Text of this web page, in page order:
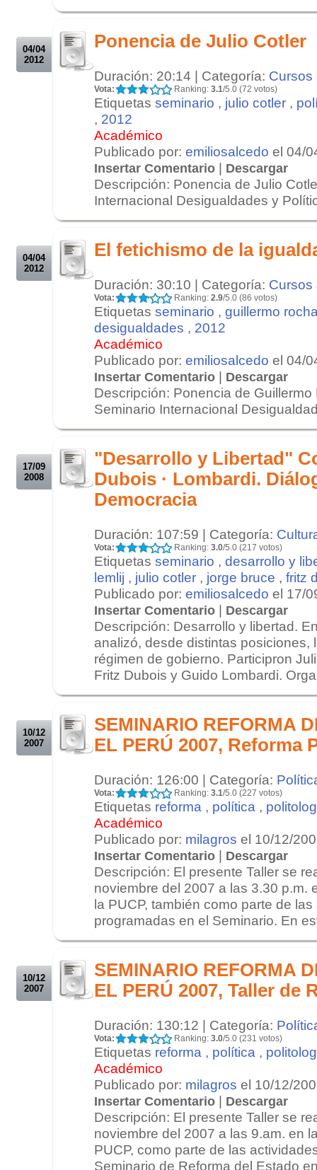
04/04
2012
Ponencia de Julio Cotler
Duración: 20:14 | Categoría: Cursos
Vota: Ranking: 3.1/5.0 (72 votos)
Etiquetas seminario , julio cotler ,
, 2012
Académico
Publicado por: emiliosalcedo el 04/
Insertar Comentario | Descargar
Descripción: Ponencia de Julio
Internacional Desigualdades y
04/04
2012
El fetichismo de la
Duración: 30:10 | Categoría: Cursos
Vota: Ranking: 2.9/5.0 (86 votos)
Etiquetas seminario , guillermo
desigualdades , 2012
Académico
Publicado por: emiliosalcedo el 04/
Insertar Comentario | Descargar
Descripción: Ponencia de
Seminario Internacional
17/09
2008
"Desarrollo y Libertad"
Dubois · Lombardi.
Democracia
Duración: 107:59 | Categoría:
Vota: Ranking: 3.0/5.0 (217 votos)
Etiquetas seminario , desarrollo y
lemlij , julio cotler , jorge bruce , fritz
Publicado por: emiliosalcedo el 17/
Insertar Comentario | Descargar
Descripción: Desarrollo y libertad.
analizó, desde distintas posiciones,
régimen de gobierno. Participron
Fritz Dubois y Guido Lombardi.
10/12
2007
SEMINARIO REFORMA
EL PERÚ 2007, Reforma
Duración: 126:00 | Categoría:
Vota: Ranking: 3.1/5.0 (227 votos)
Etiquetas reforma , política ,
Académico
Publicado por: milagros el 10/12/
Insertar Comentario | Descargar
Descripción: El presente Taller se
noviembre del 2007 a las 3.30 p.m.
la PUCP, también como parte de
programadas en el Seminario. En
10/12
2007
SEMINARIO REFORMA
EL PERÚ 2007, Taller de
Duración: 130:12 | Categoría:
Vota: Ranking: 3.0/5.0 (231 votos)
Etiquetas reforma , política ,
Académico
Publicado por: milagros el 10/12/
Insertar Comentario | Descargar
Descripción: El presente Taller se
noviembre del 2007 a las 9.am. en
PUCP, como parte de las
Seminario de Reforma del Estado